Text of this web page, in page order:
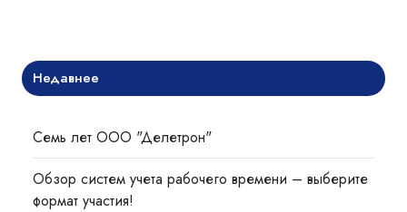
Недавнее
Семь лет ООО "Делетрон"
Обзор систем учета рабочего времени – выберите
формат участия!